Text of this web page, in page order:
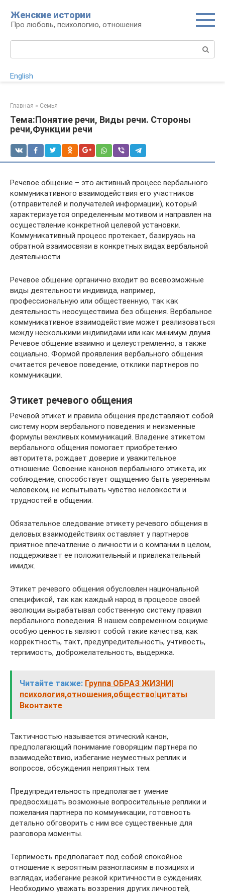
контенту
Женские истории
Про любовь, психологию, отношения
English
Главная » Семья
Тема:Понятие речи, Виды речи. Стороны
речи,Функции речи
Речевое общение – это активный процесс вербального
коммуникативного взаимодействия его участников
(отправителей и получателей информации), который
характеризуется определенным мотивом и направлен на
осуществление конкретной целевой установки.
Коммуникативный процесс протекает, базируясь на
обратной взаимосвязи в конкретных видах вербальной
деятельности.
Речевое общение органично входит во всевозможные
виды деятельности индивида, например,
профессиональную или общественную, так как
деятельность неосуществима без общения. Вербальное
коммуникативное взаимодействие может реализоваться
между несколькими индивидами или как минимум двумя.
Речевое общение взаимно и целеустремленно, а также
социально. Формой проявления вербального общения
считается речевое поведение, отклики партнеров по
коммуникации.
Этикет речевого общения
Речевой этикет и правила общения представляют собой
систему норм вербального поведения и неизменные
формулы вежливых коммуникаций. Владение этикетом
вербального общения помогает приобретению
авторитета, рождает доверие и уважительное
отношение. Освоение канонов вербального этикета, их
соблюдение, способствует ощущению быть уверенным
человеком, не испытывать чувство неловкости и
трудностей в общении.
Обязательное следование этикету речевого общения в
деловых взаимодействиях оставляет у партнеров
приятное впечатление о личности и о компании в целом,
поддерживает ее положительный и привлекательный
имидж.
Этикет речевого общения обусловлен национальной
спецификой, так как каждый народ в процессе своей
эволюции вырабатывал собственную систему правил
вербального поведения. В нашем современном социуме
особую ценность являют собой такие качества, как
корректность, такт, предупредительность, учтивость,
терпимость, доброжелательность, выдержка.
Читайте также: Группа ОБРАЗ ЖИЗНИ|
психология,отношения,общество|цитаты
Вконтакте
Тактичностью называется этический канон,
предполагающий понимание говорящим партнера по
взаимодействию, избегание неуместных реплик и
вопросов, обсуждения неприятных тем.
Предупредительность предполагает умение
предвосхищать возможные вопросительные реплики и
пожелания партнера по коммуникации, готовность
детально обговорить с ним все существенные для
разговора моменты.
Терпимость предполагает под собой спокойное
отношение к вероятным разногласиям в позициях и
взглядах, избегание резкой критичности в суждениях.
Необходимо уважать воззрения других личностей,